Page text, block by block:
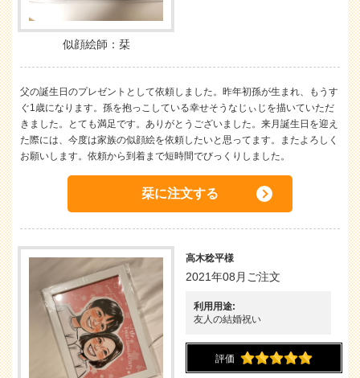
似顔絵師：栞
父の誕生日のプレゼントとして依頼しました。昨年初孫が生まれ、もうす
ぐ1歳になります。孫を抱っこしている幸せそうなじぃじを描いていただ
きました。とても満足です。ありがとうございました。来月誕生日を迎え
た際には、今度は家族の似顔絵を依頼したいと思ってます。またよろしく
お願いします。依頼から到着まで短時間でびっくりしました。
栞に注文する
高木稔平様
2021年08月ご注文
利用用途:
友人の結婚祝い
評価